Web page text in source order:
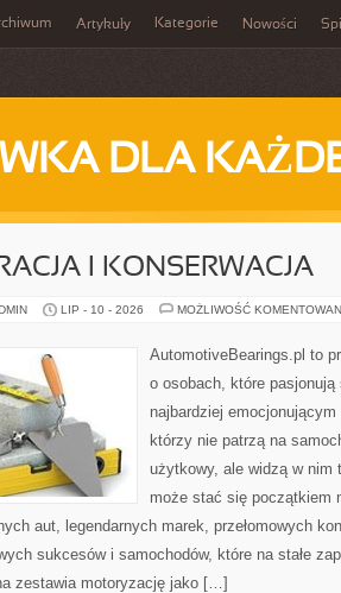
Artykuły Kategorie Nowości
DLA
I KONSERWACJA
LIP - 10 - 2026 MOŻLIWOŚĆ
AutomotiveBearings.pl to
o osobach, które
najbardziej
którzy nie patrzą na
użytkowy, ale widzą w nim
może stać się początkiem
aut, legendarnych marek, przełomowych
sukcesów i samochodów, które na stałe
zestawia motoryzację jako […]